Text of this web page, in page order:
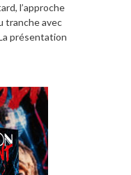
l’approche
tranche avec
présentation